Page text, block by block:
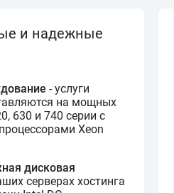
и надежные
- услуги
на мощных
630 и 740 серии с
Xeon
дисковая
серверах хостинга